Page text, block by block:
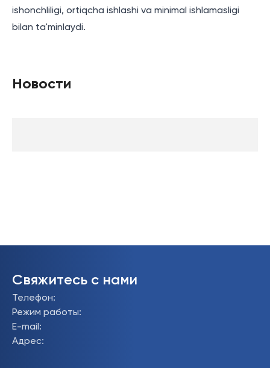
ishonchliligi, ortiqcha ishlashi va minimal ishlamasligi
bilan ta'minlaydi.
Новости
Свяжитесь с нами
Телефон:
Режим работы:
E-mail :
Адрес: